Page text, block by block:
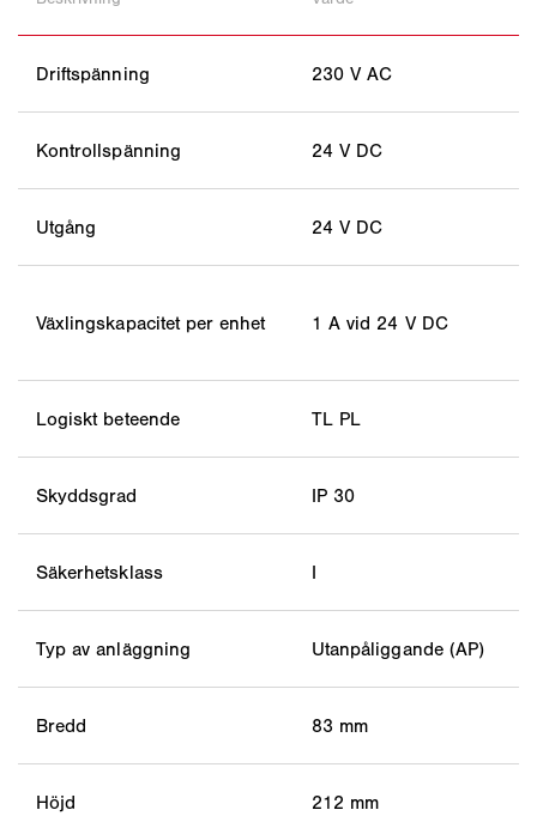
Driftspänning 230 V AC
Kontrollspänning 24 V DC
Utgång 24 V DC
Växlingskapacitet per enhet 1 A vid 24 V DC
Logiskt beteende TL PL
Skyddsgrad IP 30
Säkerhetsklass I
Typ av anläggning Utanpåliggande (AP)
Bredd 83 mm
Höjd 212 mm